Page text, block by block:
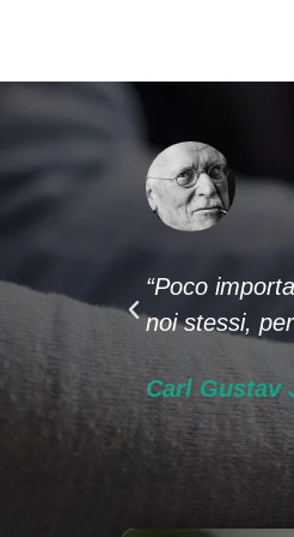
“Poco
noi stessi,
Carl Gustav